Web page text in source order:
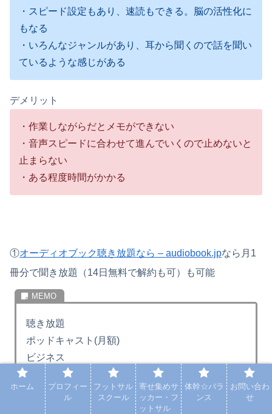
・スピード設定もあり、速読もできる。脳の活性化に
もなる
・いろんなジャンルがあり、耳から聞くので話を聞い
ているような感じがある
デメリット
・作業しながらだとメモができない
・音声スピードに合わせて進んでいくので止めないと
止まらない
・ある程度時間がかかる
①オーディオブック聴き放題なら – audiobook.jpなら月1
冊分で聞き放題（14日無料で解約も可）も可能
聴き放題
ポッドキャスト(月額)
ビジネス
自己啓発
教養
語学
ホーム
プロフィー
ル
フットサル
スクール
寄せ集めサ
ッカー・フ
ットサル
体幹☆バラ
ンス
お問い合わ
せ